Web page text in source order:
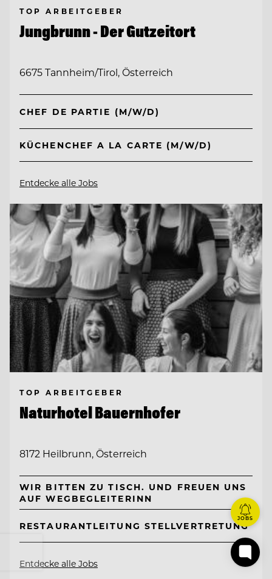
TOP ARBEITGEBER
Jungbrunn - Der Gutzeitort
6675 Tannheim/Tirol, Österreich
CHEF DE PARTIE (M/W/D)
KÜCHENCHEF A LA CARTE (M/W/D)
Entdecke alle Jobs
TOP ARBEITGEBER
Naturhotel Bauernhofer
8172 Heilbrunn, Österreich
WIR BITTEN ZU TISCH. UND FREUEN UNS
AUF WEGBEGLEITERINN
RESTAURANTLEITUNG STELLVERTRETUNG
Entdecke alle Jobs
JOBS